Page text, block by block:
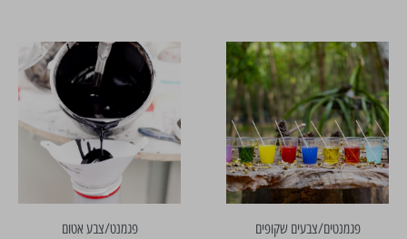
פגמנטים/צבעים שקופים פגמנט/צבע אטום